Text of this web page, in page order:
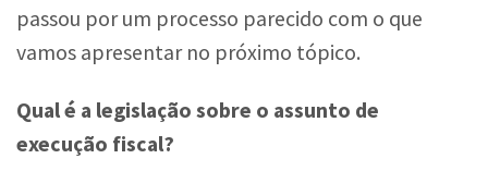
passou por um processo parecido com o que
vamos apresentar no próximo tópico.
Qual é a legislação sobre o assunto de
execução fiscal?